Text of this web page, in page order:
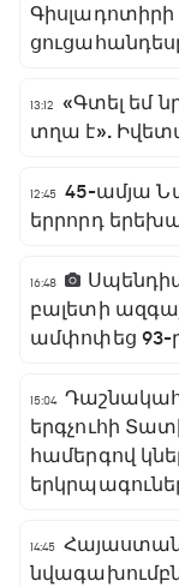
13:12
«Գտել եմ
տղա է». Իվետա
12:45 45-ամյա
երրորդ
16:48
բալետի
ամփոփեց
15:04
երգչուհի
համերգով
14:45